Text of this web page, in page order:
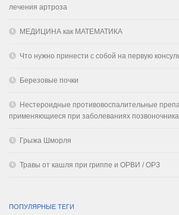
лечения артроза
МЕДИЦИНА как МАТЕМАТИКА
Что нужно принести с собой на первую
Березовые почки
Нестероидные противовоспалительные
применяющиеся при заболеваниях позвоночника
Грыжа Шморля
Травы от кашля при гриппе и ОРВИ / ОРЗ
ПОПУЛЯРНЫЕ ТЕГИ